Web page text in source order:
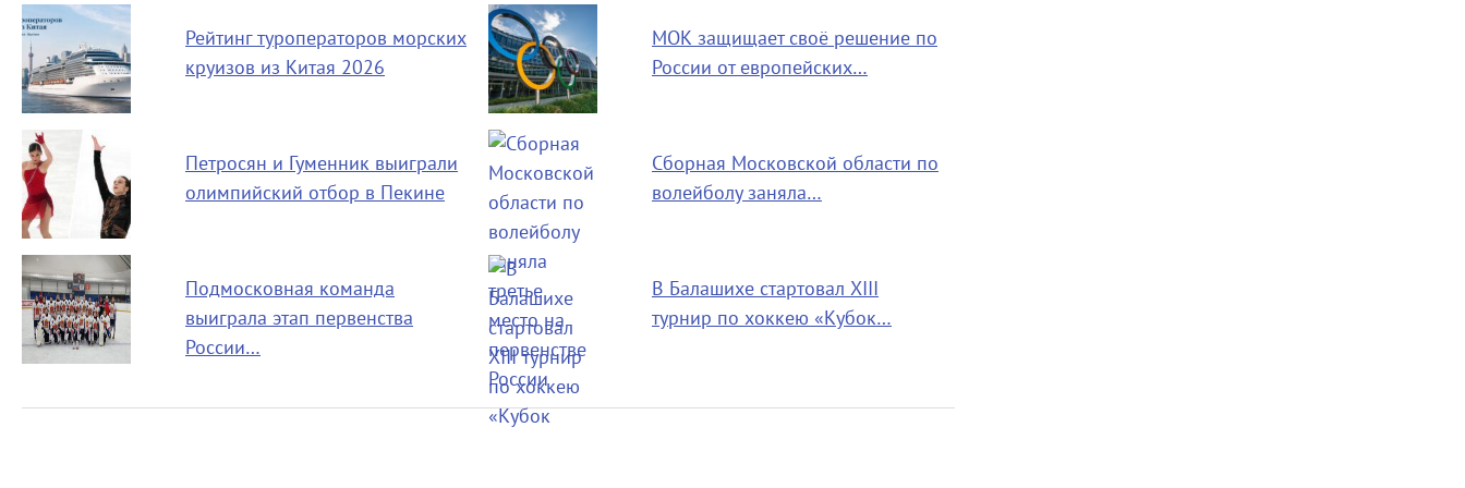
Рейтинг туроператоров морских
круизов из Китая 2026
МОК защищает своё решение по
России от европейских…
Петросян и Гуменник выиграли
олимпийский отбор в Пекине
Сборная Московской области по
волейболу заняла…
Подмосковная команда
выиграла этап первенства
России…
В Балашихе стартовал XIII
турнир по хоккею «Кубок…